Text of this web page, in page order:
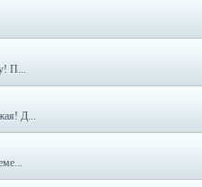
П...
Д...